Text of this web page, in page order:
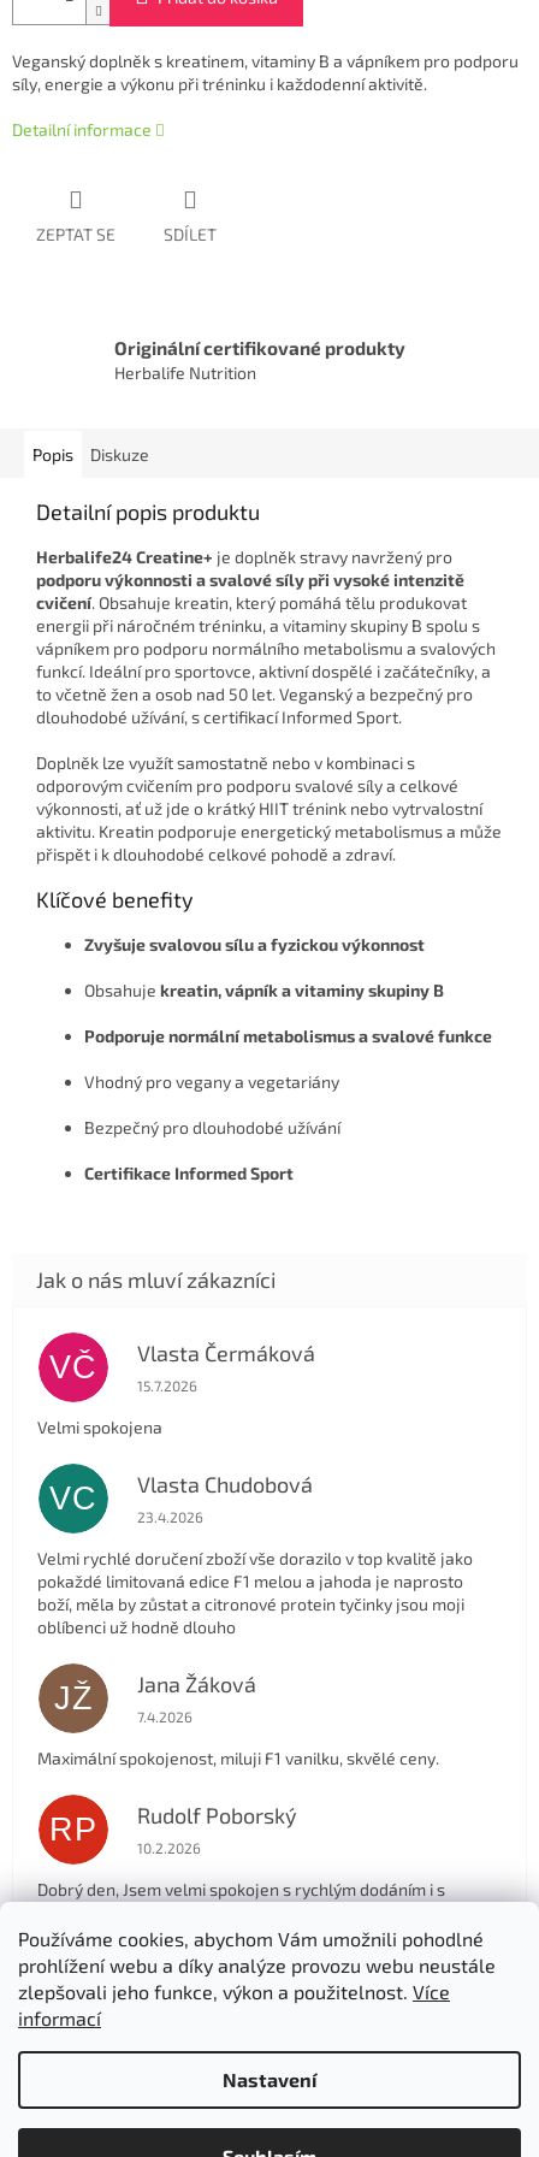
Používáme cookies, abychom Vám umožnili pohodlné
prohlížení webu a díky analýze provozu webu neustále
zlepšovali jeho funkce, výkon a použitelnost. Více
informací
Nastavení
Veganský doplněk s kreatinem, vitaminy B a vápníkem pro podporu
síly, energie a výkonu při tréninku i každodenní aktivitě.
Detailní informace
ZEPTAT SE SDÍLET
Originální certifikované produkty
Herbalife Nutrition
Popis Diskuze
Detailní popis produktu
Herbalife24 Creatine+ je doplněk stravy navržený pro
podporu výkonnosti a svalové síly při vysoké intenzitě
cvičení. Obsahuje kreatin, který pomáhá tělu produkovat
energii při náročném tréninku, a vitaminy skupiny B spolu s
vápníkem pro podporu normálního metabolismu a svalových
funkcí. Ideální pro sportovce, aktivní dospělé i začátečníky, a
to včetně žen a osob nad 50 let. Veganský a bezpečný pro
dlouhodobé užívání, s certifikací Informed Sport.
Doplněk lze využít samostatně nebo v kombinaci s
odporovým cvičením pro podporu svalové síly a celkové
výkonnosti, ať už jde o krátký HIIT trénink nebo vytrvalostní
aktivitu. Kreatin podporuje energetický metabolismus a může
přispět i k dlouhodobé celkové pohodě a zdraví.
Klíčové benefity
Zvyšuje svalovou sílu a fyzickou výkonnost
Obsahuje kreatin, vápník a vitaminy skupiny B
Podporuje normální metabolismus a svalové funkce
Vhodný pro vegany a vegetariány
Bezpečný pro dlouhodobé užívání
Certifikace Informed Sport
VČ Vlasta Čermáková
Hodnocení obchodu je 5 z 5 hvězdiček.
15.7.2026
Velmi spokojena
VC Vlasta Chudobová
Hodnocení obchodu je 5 z 5 hvězdiček.
23.4.2026
Velmi rychlé doručení zboží vše dorazilo v top kvalitě jako
pokaždé limitovaná edice F1 melou a jahoda je naprosto
boží, měla by zůstat a citronové protein tyčinky jsou moji
oblíbenci už hodně dlouho
JŽ Jana Žáková
Hodnocení obchodu je 5 z 5 hvězdiček.
7.4.2026
Maximální spokojenost, miluji F1 vanilku, skvělé ceny.
RP Rudolf Poborský
Hodnocení obchodu je 5 z 5 hvězdiček.
10.2.2026
Dobrý den, Jsem velmi spokojen s rychlým dodáním i s
manželku. Děkuji .
Zobrazit další hodnocení
Vytvořil Shoptet